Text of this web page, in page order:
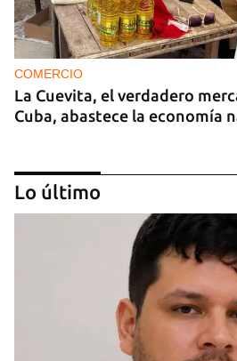
COMERCIO
La Cuevita, el verdadero
Cuba, abastece la economía
Lo último